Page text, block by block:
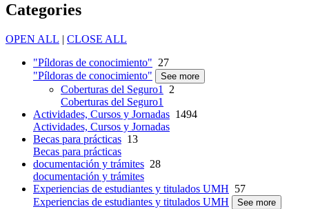
Categories
OPEN ALL | CLOSE ALL
"Píldoras de conocimiento" 27
"Píldoras de conocimiento"
See more
Coberturas del Seguro1
2
Coberturas del Seguro1
Actividades, Cursos y Jornadas 1494
Actividades, Cursos y Jornadas
Becas para prácticas 13
Becas para prácticas
documentación y trámites 28
documentación y trámites
Experiencias de estudiantes y titulados UMH 57
Experiencias de estudiantes y titulados UMH
See more